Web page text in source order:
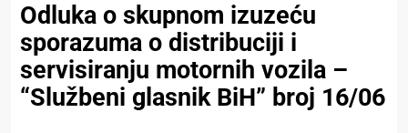
Odluka o skupnom izuzeću
sporazuma o distribuciji i
servisiranju motornih vozila –
“Službeni glasnik BiH” broj 16/06